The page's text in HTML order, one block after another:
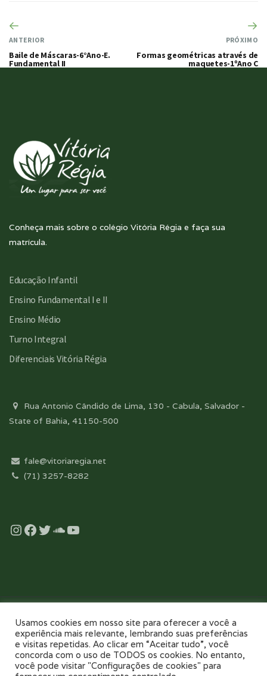
ANTERIOR
Baile de Máscaras-6°Ano-E.
Fundamental II
PRÓXIMO
Formas geométricas através de
maquetes-1ºAno C
Conheça mais sobre o colégio Vitória Régia e faça sua
matrícula.
Educação Infantil
Ensino Fundamental I e II
Ensino Médio
Turno Integral
Diferenciais Vitória Régia
Rua Antonio Cândido de Lima, 130 - Cabula, Salvador -
State of Bahia, 41150-500
fale@vitoriaregia.net
(71) 3257-8282
Instagram
Facebook
Twitter
Soundcloud
YouTube
Desenvolvido com essência pela:
Usamos cookies em nosso site para oferecer a você a
experiência mais relevante, lembrando suas preferências
e visitas repetidas. Ao clicar em “Aceitar tudo”, você
concorda com o uso de TODOS os cookies. No entanto,
você pode visitar "Configurações de cookies" para